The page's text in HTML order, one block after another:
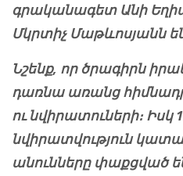
գրականագետ Անի
Մկրտիչ Մաթևոսյանն
Նշենք, որ ծրագիրն
դառնա առանց
ու նվիրատուների։ Իսկ
նվիրատվություն
անունները փաքցված